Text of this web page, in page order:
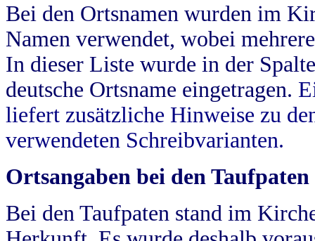
Bei den Ortsnamen wurden im
Namen verwendet, wobei
In dieser Liste wurde in der
deutsche Ortsname eingetragen.
liefert zusätzliche Hinweise zu
verwendeten Schreibvarianten.
Ortsangaben bei den Taufpaten
Bei den Taufpaten stand im